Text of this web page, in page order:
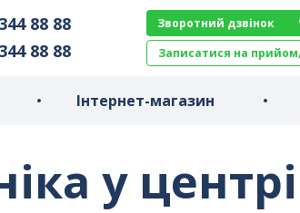
88 88
88 88
Зворотний дзвінок
Записатися на прийом
Інтернет-магазин
у центрі